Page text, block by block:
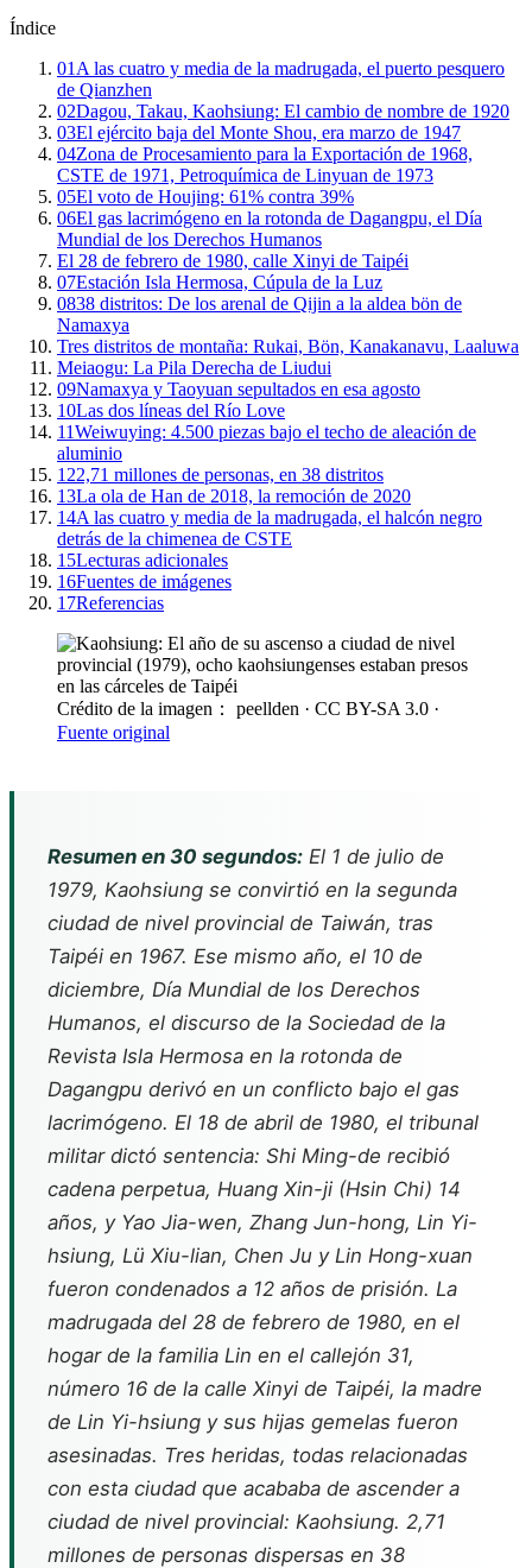
Índice
01 A las cuatro y media de la madrugada, el puerto pesquero
de Qianzhen
02Dagou, Takau, Kaohsiung: El cambio de nombre de 1920
03El ejército baja del Monte Shou, era marzo de 1947
04Zona de Procesamiento para la Exportación de 1968,
CSTE de 1971, Petroquímica de Linyuan de 1973
05El voto de Houjing: 61% contra 39%
06El gas lacrimógeno en la rotonda de Dagangpu, el Día
Mundial de los Derechos Humanos
El 28 de febrero de 1980, calle Xinyi de Taipéi
07Estación Isla Hermosa, Cúpula de la Luz
0838 distritos: De los arenal de Qijin a la aldea bön de
Namaxya
Tres distritos de montaña: Rukai, Bön, Kanakanavu, Laaluwa
Meiaogu: La Pila Derecha de Liudui
09Namaxya y Taoyuan sepultados en esa agosto
10Las dos líneas del Río Love
11Weiwuying: 4.500 piezas bajo el techo de aleación de
aluminio
122,71 millones de personas, en 38 distritos
13La ola de Han de 2018, la remoción de 2020
14A las cuatro y media de la madrugada, el halcón negro
detrás de la chimenea de CSTE
15Lecturas adicionales
16Fuentes de imágenes
17Referencias
Crédito de la imagen： peellden · CC BY-SA 3.0 ·
Fuente original
Resumen en 30 segundos: El 1 de julio de
1979, Kaohsiung se convirtió en la segunda
ciudad de nivel provincial de Taiwán, tras
Taipéi en 1967. Ese mismo año, el 10 de
diciembre, Día Mundial de los Derechos
Humanos, el discurso de la Sociedad de la
Revista Isla Hermosa en la rotonda de
Dagangpu derivó en un conflicto bajo el gas
lacrimógeno. El 18 de abril de 1980, el tribunal
militar dictó sentencia: Shi Ming-de recibió
cadena perpetua, Huang Xin-ji (Hsin Chi) 14
años, y Yao Jia-wen, Zhang Jun-hong, Lin Yi-
hsiung, Lü Xiu-lian, Chen Ju y Lin Hong-xuan
fueron condenados a 12 años de prisión. La
madrugada del 28 de febrero de 1980, en el
hogar de la familia Lin en el callejón 31,
número 16 de la calle Xinyi de Taipéi, la madre
de Lin Yi-hsiung y sus hijas gemelas fueron
asesinadas. Tres heridas, todas relacionadas
con esta ciudad que acababa de ascender a
ciudad de nivel provincial: Kaohsiung. 2,71
millones de personas dispersas en 38